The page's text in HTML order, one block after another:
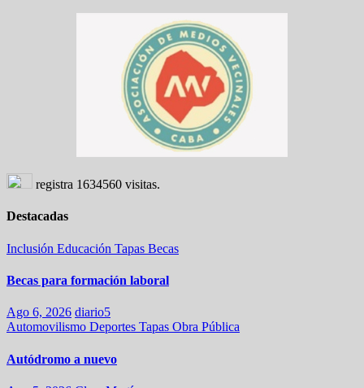
registra 1634560 visitas.
Destacadas
Inclusión Educación Tapas Becas
Becas para formación laboral
Ago 6, 2026 diario5
Automovilismo Deportes Tapas Obra Pública
Autódromo a nuevo